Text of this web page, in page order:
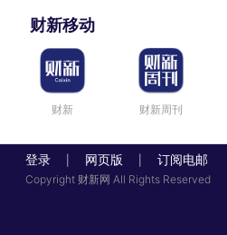
财新移动
财新 财新周刊
登录 网页版 订阅电邮
Copyright 财新网 All Rights Reserved